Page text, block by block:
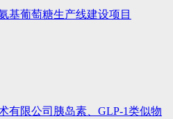
基葡萄糖生产线建设项目
有限公司胰岛素、GLP-1类似物